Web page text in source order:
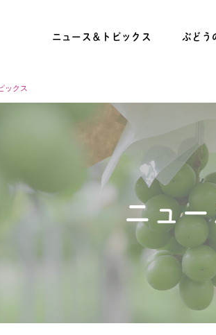
ニュース＆トピックス ぶどう
ックス
ニュ